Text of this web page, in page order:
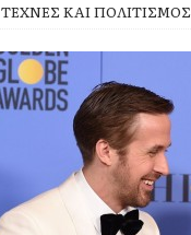
ΤΕΧΝΕΣ ΚΑΙ ΠΟΛΙΤΙΣΜΟΣ